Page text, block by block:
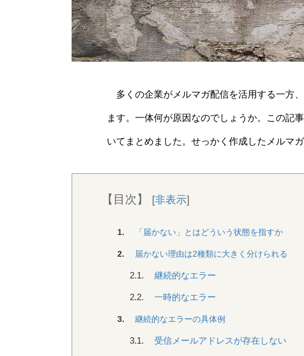
多くの企業がメルマガ配信を活用する一方
ます。一体何が原因なのでしょうか。この記
いてまとめました。せっかく作成したメルマ
【目次】 [非表示]
1. 「届かない」とはどういう状態を指すか
2. 届かない理由は2種類に大きく分けられる
2.1. 継続的なエラー
2.2. 一時的なエラー
3. 継続的なエラーの具体例
3.1. 受信メールアドレスが存在しない